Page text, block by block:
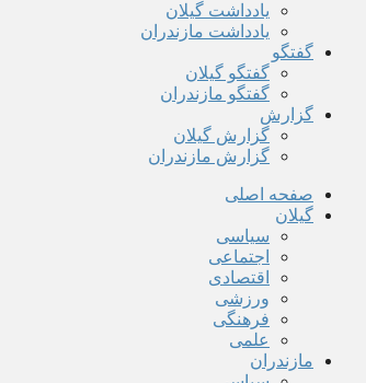
یادداشت گیلان
یادداشت مازندران
گفتگو
گفتگو گیلان
گفتگو مازندران
گزارش
گزارش گیلان
گزارش مازندران
صفحه اصلی
گیلان
سیاسی
اجتماعی
اقتصادی
ورزشی
فرهنگی
علمی
مازندران